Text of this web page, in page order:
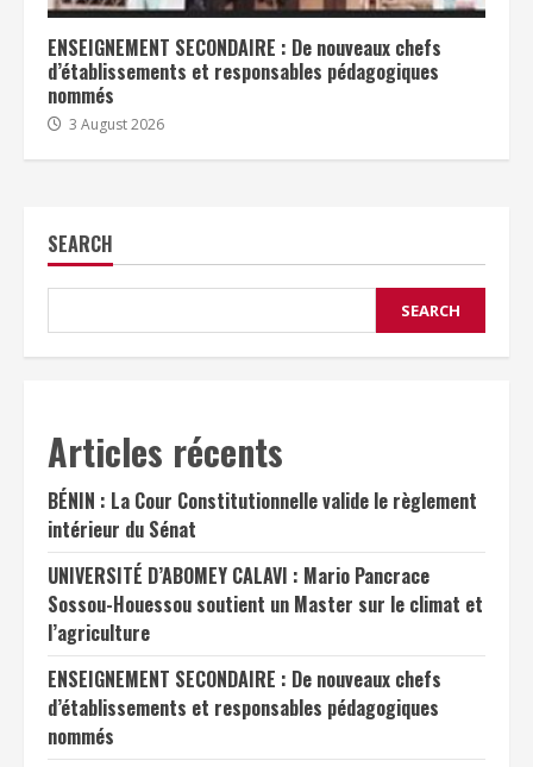
ENSEIGNEMENT SECONDAIRE : De nouveaux chefs
d’établissements et responsables pédagogiques
nommés
3 August 2026
SEARCH
SEARCH
Articles récents
BÉNIN : La Cour Constitutionnelle valide le règlement
intérieur du Sénat
UNIVERSITÉ D’ABOMEY CALAVI : Mario Pancrace
Sossou-Houessou soutient un Master sur le climat et
l’agriculture
ENSEIGNEMENT SECONDAIRE : De nouveaux chefs
d’établissements et responsables pédagogiques
nommés